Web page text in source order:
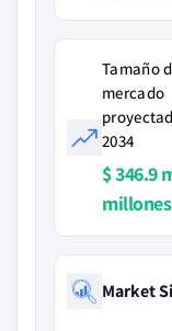
Tamaño
mercado
2034
$ 346.9
millones
Market